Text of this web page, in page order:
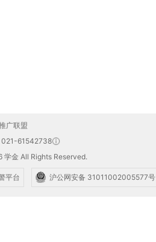
广联盟
021-61542738
金 All Rights Reserved.
平台 沪公网安备 31011002005577号